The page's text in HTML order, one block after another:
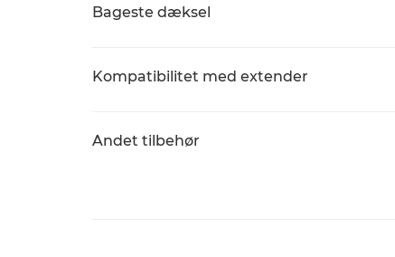
Bageste dæksel
Kompatibilitet med extender
Andet tilbehør